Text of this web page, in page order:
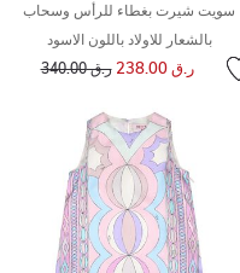
سويت شيرت بغطاء للرأس وسحاب
بالشعار للاولاد باللون الاسود
ر.ق 238.00 سعر مخفض من
ر.ق 340.00 إلى